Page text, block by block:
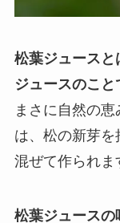
松葉ジュースと
ジュースのこと
まさに自然の
は、松の新芽を
混ぜて作られま
松葉ジュースの